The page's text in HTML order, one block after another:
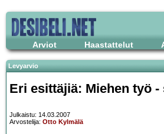
Arviot Haastattelut
Levyarvio
Eri esittäjiä: Miehen työ
Julkaistu: 14.03.2007
Arvostelija: Otto Kylmälä